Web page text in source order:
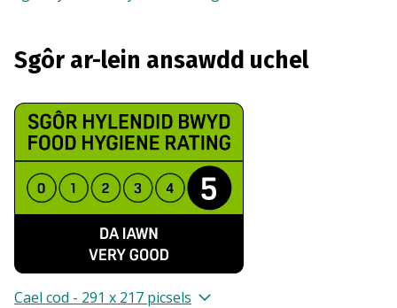
Sgôr ar-lein ansawdd uchel
Cael cod - 291 x 217 picsels